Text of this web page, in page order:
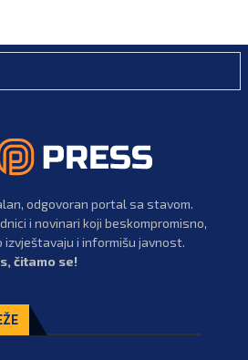
odgovoran portal sa stavom.
i novinari koji beskompromisno,
i informišu javnost.
čitamo se!